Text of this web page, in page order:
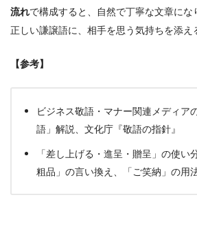
流れで構成すると、自然で丁寧な文章にな
正しい謙譲語に、相手を思う気持ちを添え
【参考】
ビジネス敬語・マナー関連メディア
語」解説、文化庁『敬語の指針』
「差し上げる・進呈・贈呈」の使い
粗品」の言い換え、「ご笑納」の用